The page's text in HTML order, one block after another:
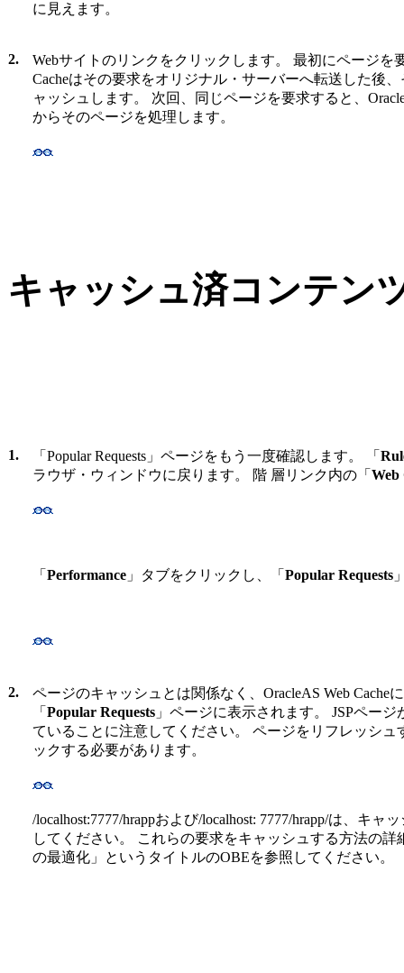
に見えます。
2.
Webサイトのリンクをクリックします。 最初にページを
Cacheはその要求をオリジナル・サーバーへ転送した後
ャッシュします。 次回、同じページを要求すると、
からそのページを処理します。
キャッシュ済コンテン
1. 「Popular Requests」ページをもう一度確認します。 「
ラウザ・ウィンドウに戻ります。
階 層リンク内の「 Web
「 Performance 」タブをクリックし、「 Popular Requests
2.
ページのキャッシュとは関係なく、OracleAS Web Cache
「 Popular Requests 」ページに表示されます。 JSPペー
ていることに注意してください。 ページをリフレッシュ
ックする必要があります。
/localhost:7777/hrappおよび/localhost: 7777/hrapp/は、キャ
してください。 これらの要求をキャッシュする方法の詳
の最適化」というタイトルのOBEを参照してください。